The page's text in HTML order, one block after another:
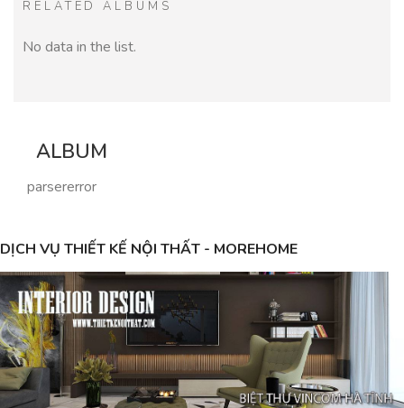
RELATED ALBUMS
No data in the list.
ALBUM
parsererror
DỊCH VỤ THIẾT KẾ NỘI THẤT - MOREHOME